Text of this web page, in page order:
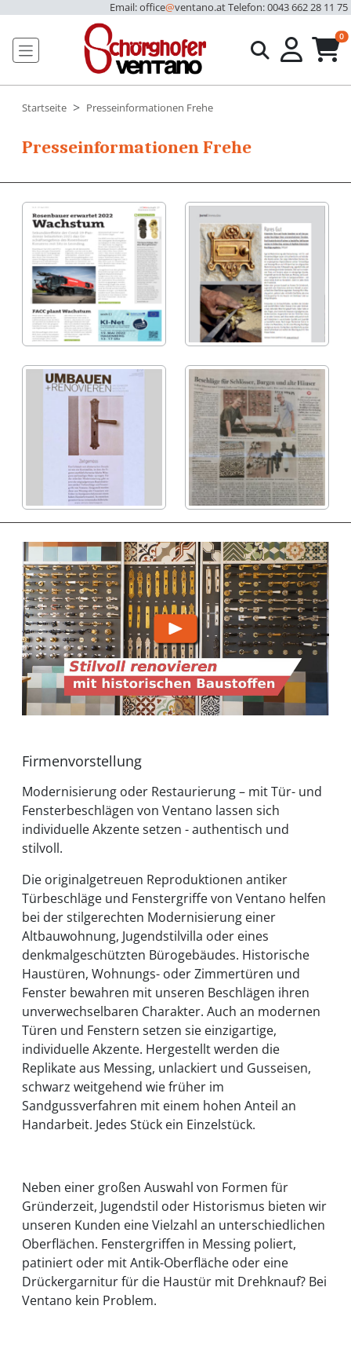
Email: office@ventano.atTelefon: 0043 662 28 11 75
0
Startseite Presseinformationen Frehe
Presseinformationen Frehe
Ventano Frehe in
der
Oberösterreichische
Wirtschaft
(29.04.2022)
Ventano bei
Häuser
modernisieren
(03.03.2022)
Umbauen+Renovieren
Das Schweizer
Magazin für
Modernisierung
(6/21)
Oberösterreichische
Nachrichten
(29.7.2021)
Firmenvorstellung
Modernisierung oder Restaurierung – mit Tür- und
Fensterbeschlägen von Ventano lassen sich
individuelle Akzente setzen - authentisch und
stilvoll.
Die originalgetreuen Reproduktionen antiker
Türbeschläge und Fenstergriffe von Ventano helfen
bei der stilgerechten Modernisierung einer
Altbauwohnung, Jugendstilvilla oder eines
denkmalgeschützten Bürogebäudes. Historische
Haustüren, Wohnungs- oder Zimmertüren und
Fenster bewahren mit unseren Beschlägen ihren
unverwechselbaren Charakter. Auch an modernen
Türen und Fenstern setzen sie einzigartige,
individuelle Akzente. Hergestellt werden die
Replikate aus Messing, unlackiert und Gusseisen,
schwarz weitgehend wie früher im
Sandgussverfahren mit einem hohen Anteil an
Handarbeit. Jedes Stück ein Einzelstück.
Neben einer großen Auswahl von Formen für
Gründerzeit, Jugendstil oder Historismus bieten wir
unseren Kunden eine Vielzahl an unterschiedlichen
Oberflächen. Fenstergriffen in Messing poliert,
patiniert oder mit Antik-Oberfläche oder eine
Drückergarnitur für die Haustür mit Drehknauf? Bei
Ventano kein Problem.